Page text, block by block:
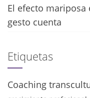
El efecto mariposa
gesto cuenta
Etiquetas
Coaching